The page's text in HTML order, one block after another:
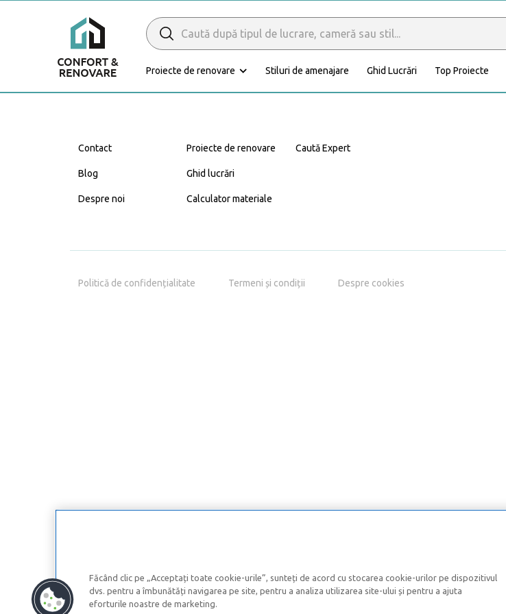
Search
for:
Proiecte de renovare Stiluri de amenajare Ghid Lucrări Top Proiecte
Contact
Blog
Despre noi
Proiecte de renovare
Ghid lucrări
Calculator materiale
Caută Expert
Politică de confidențialitate Termeni și condiții Despre cookies
Făcând clic pe „Acceptați toate cookie-urile”, sunteți de acord cu stocarea cookie-urilor pe dispozitivul
dvs. pentru a îmbunătăți navigarea pe site, pentru a analiza utilizarea site-ului și pentru a ajuta
eforturile noastre de marketing.